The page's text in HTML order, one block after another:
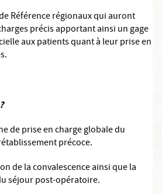
Référence régionaux qui auront
précis apportant ainsi un gage
aux patients quant à leur prise en
de prise en charge globale du
précoce.
de la convalescence ainsi que la
séjour post-opératoire.